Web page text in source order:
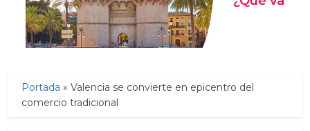
Portada »Valencia se convierte en epicentro del
comercio tradicional